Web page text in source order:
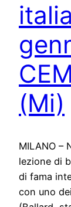
(Mi)
MILANO –
lezione di
di fama
con uno